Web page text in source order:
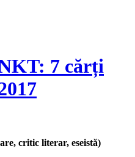
7 cărți
critic literar, eseistă)